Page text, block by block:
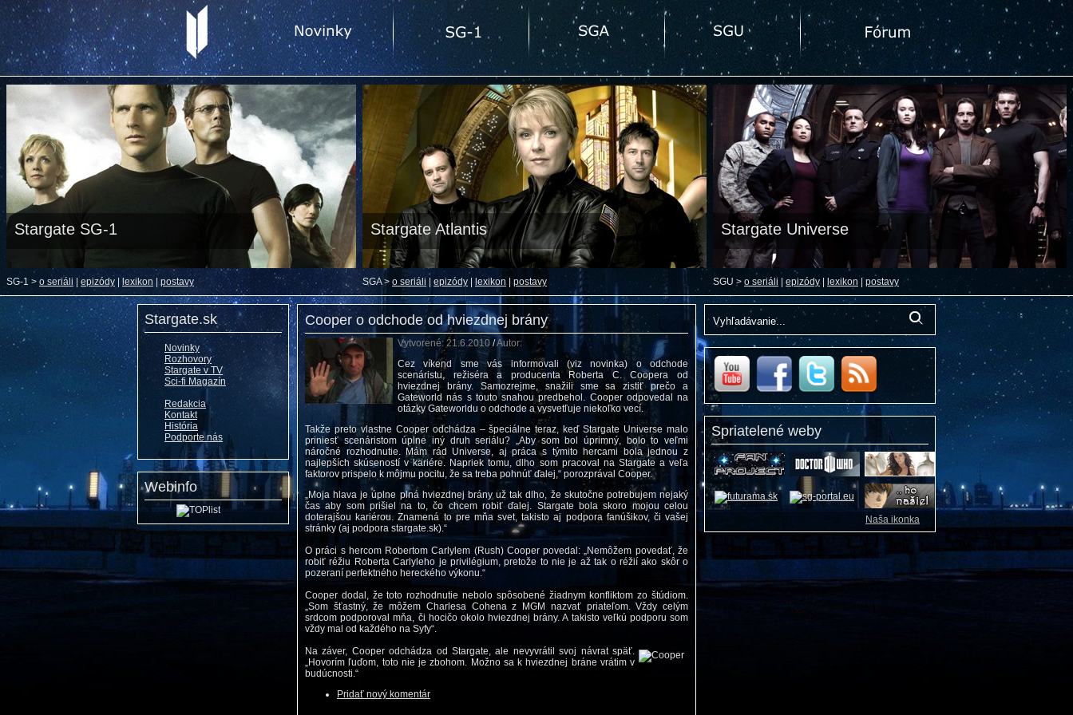
Stargate SG-1
SG-1 > o seriáli epizódy lexikon |postavy
Stargate Atlantis
SGA > o seriáli epizódy| lexikon postavy
Stargate Universe
SGU > o seriáli epizódy lexikon postavy
Stargate.sk
Novinky
Rozhovory
Stargate v TV
Sci-fi Magazín
Redakcia
Kontakt
História
Podporte nás
Webinfo
Cooper o odchode od hviezdnej brány
Vytvorené: 21.6.2010 /Autor:
Cez víkend sme vás informovali (viz novinka) o odchode
scenáristu, režiséra a producenta Roberta C. Coopera od
hviezdnej brány. Samozrejme, snažili sme sa zistiť prečo a
Gateworld nás s touto snahou predbehol. Cooper odpovedal na
otázky Gateworldu o odchode a vysvetľuje niekoľko vecí.
Takže preto vlastne Cooper odchádza – špeciálne teraz, keď Stargate Universe malo
priniesť scenáristom úplne iný druh seriálu? „Aby som bol úprimný, bolo to veľmi
náročné rozhodnutie. Mám rád Universe, aj práca s týmito hercami bola jednou z
najlepších skúseností v kariére. Napriek tomu, dlho som pracoval na Stargate a veľa
faktorov prispelo k môjmu pocitu, že sa treba pohnúť ďalej,“ porozprával Cooper.
„Moja hlava je úplne plná hviezdnej brány už tak dlho, že skutočne potrebujem nejaký
čas aby som prišiel na to, čo chcem robiť ďalej. Stargate bola skoro mojou celou
doterajšou kariérou. Znamená to pre mňa svet, takisto aj podpora fanúšikov, či vašej
stránky (aj podpora stargate.sk).“
O práci s hercom Robertom Carlylem (Rush) Cooper povedal: „Nemôžem povedať, že
robiť réžiu Roberta Carlyleho je privilégium, pretože to nie je až tak o réžií ako skôr o
pozeraní perfektného hereckého výkonu.“
Cooper dodal, že toto rozhodnutie nebolo spôsobené žiadnym konfliktom zo štúdiom.
„Som šťastný, že môžem Charlesa Cohena z MGM nazvať priateľom. Vždy celým
srdcom podporoval mňa, či hocičo okolo hviezdnej brány. A takisto veľkú podporu som
vždy mal od každého na Syfy“.
Na záver, Cooper odchádza od Stargate, ale nevyvrátil svoj návrat späť.
„Hovorím ľuďom, toto nie je zbohom. Možno sa k hviezdnej bráne vrátim v
budúcnosti.“
Pridať nový komentár
Spriatelené weby
Naša ikonka